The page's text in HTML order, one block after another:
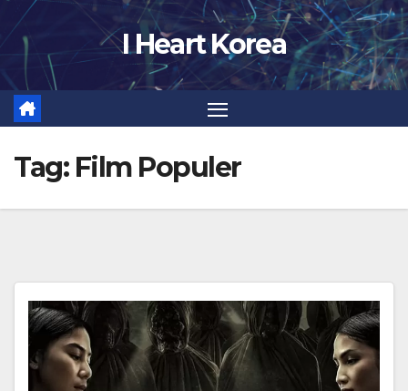
Skip
content
I Heart Korea
Tag: Film Populer